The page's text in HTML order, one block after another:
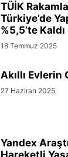
TÜİK
Türkiye’de
%5,5’te Kaldı
18 Temmuz 2025
Akıllı
27 Haziran 2025
Yandex
Hareketli